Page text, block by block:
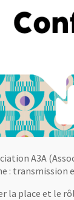
A3A
: transmission
la place et le